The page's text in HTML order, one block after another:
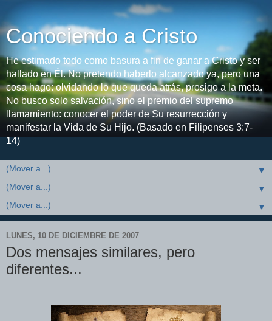
Conociendo a Cristo
He estimado todo como basura a fin de ganar a Cristo y ser
hallado en Él. No pretendo haberlo alcanzado ya, pero una
cosa hago: olvidando lo que queda atrás, prosigo a la meta.
No busco solo salvación, sino el premio del supremo
llamamiento: conocer el poder de Su resurrección y
manifestar la Vida de Su Hijo. (Basado en Filipenses 3:7-
14)
▼
▼
▼
LUNES, 10 DE DICIEMBRE DE 2007
Dos mensajes similares, pero
diferentes...